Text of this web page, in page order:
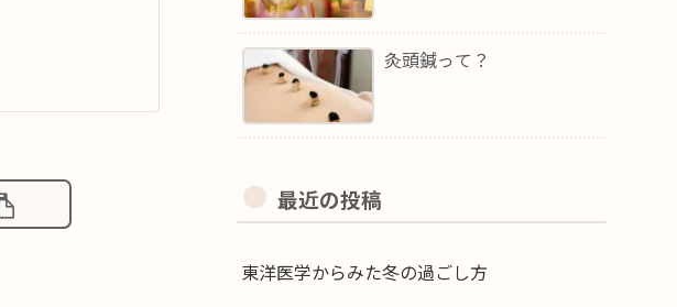
灸頭鍼って？
最近の投稿
東洋医学からみた冬の過ごし方